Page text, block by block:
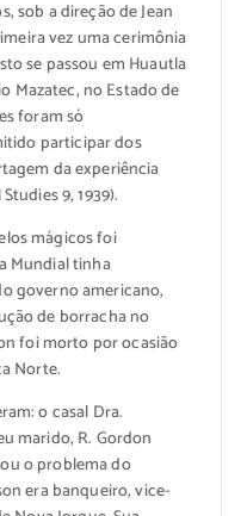
sob a direção de Jean
vez uma cerimônia
se passou em Huautla
Mazatec, no Estado de
foram só
participar dos
da experiência
9, 1939).
mágicos foi
Mundial tinha
governo americano,
de borracha no
foi morto por ocasião
Norte.
o casal Dra.
marido, R. Gordon
o problema do
era banqueiro, vice-